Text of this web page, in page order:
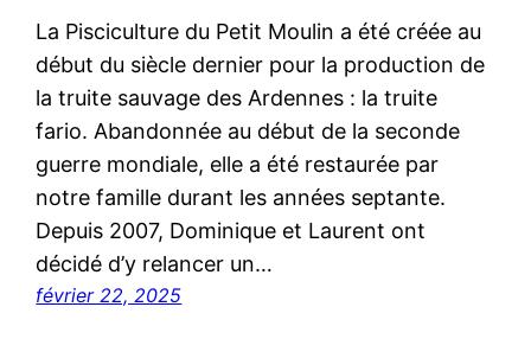
La Pisciculture du Petit Moulin a été créée au
début du siècle dernier pour la production de
la truite sauvage des Ardennes : la truite
fario. Abandonnée au début de la seconde
guerre mondiale, elle a été restaurée par
notre famille durant les années septante.
Depuis 2007, Dominique et Laurent ont
décidé d’y relancer un…
février 22, 2025